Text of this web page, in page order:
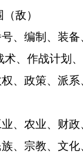
敌）
、编制、装
术、作战计划
、政策、派
、农业、财
、宗教、文